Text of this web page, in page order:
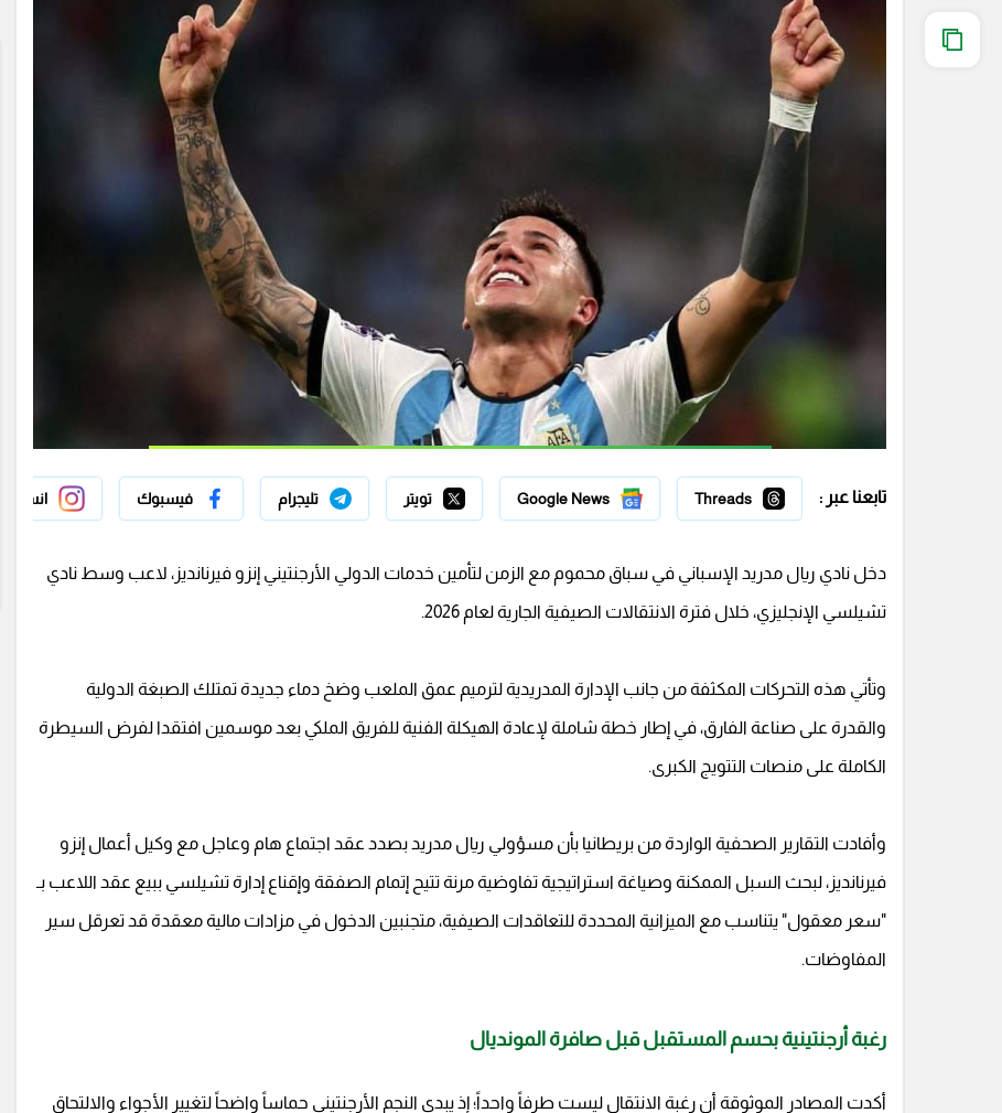
تابعنا عبر : Threads
Google News تويتر تليجرام فيسبوك انستجرام
دخل نادي ريال مدريد الإسباني في سباق محموم مع الزمن لتأمين خدمات الدولي الأرجنتيني إنزو فيرنانديز، لاعب وسط نادي
تشيلسي الإنجليزي، خلال فترة الانتقالات الصيفية الجارية لعام 2026.
وتأتي هذه التحركات المكثفة من جانب الإدارة المدريدية لترميم عمق الملعب وضخ دماء جديدة تمتلك الصبغة الدولية
والقدرة على صناعة الفارق، في إطار خطة شاملة لإعادة الهيكلة الفنية للفريق الملكي بعد موسمين افتقدا لفرض السيطرة
الكاملة على منصات التتويج الكبرى.
وأفادت التقارير الصحفية الواردة من بريطانيا بأن مسؤولي ريال مدريد بصدد عقد اجتماع هام وعاجل مع وكيل أعمال إنزو
فيرنانديز، لبحث السبل الممكنة وصياغة استراتيجية تفاوضية مرنة تتيح إتمام الصفقة وإقناع إدارة تشيلسي ببيع عقد اللاعب بـ
"سعر معقول" يتناسب مع الميزانية المحددة للتعاقدات الصيفية، متجنبين الدخول في مزادات مالية معقدة قد تعرقل سير
المفاوضات.
رغبة أرجنتينية بحسم المستقبل قبل صافرة المونديال
أكدت المصادر الموثوقة أن رغبة الانتقال ليست طرفاً واحداً؛ إذ يبدي النجم الأرجنتيني حماساً واضحاً لتغيير الأجواء والالتحاق